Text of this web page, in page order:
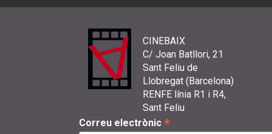
CINEBAIX
C/ Joan Batllori, 21
Sant Feliu de
Llobregat (Barcelona)
RENFE línia R1 i R4,
Sant Feliu
Correu electrònic *